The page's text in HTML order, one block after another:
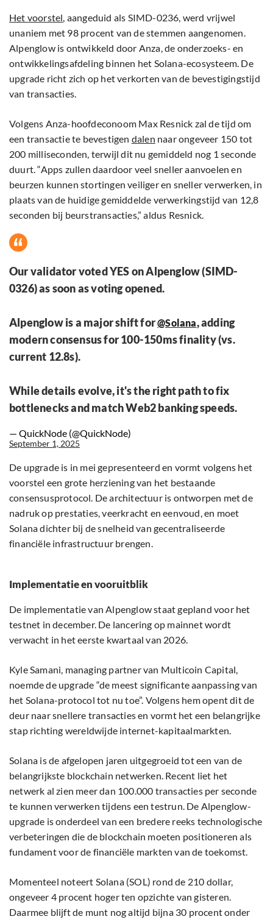
Het voorstel, aangeduid als SIMD-0236, werd vrijwel
unaniem met 98 procent van de stemmen aangenomen.
Alpenglow is ontwikkeld door Anza, de onderzoeks- en
ontwikkelingsafdeling binnen het Solana-ecosysteem. De
upgrade richt zich op het verkorten van de bevestigingstijd
van transacties.
Volgens Anza-hoofdeconoom Max Resnick zal de tijd om
een transactie te bevestigen dalen naar ongeveer 150 tot
200 milliseconden, terwijl dit nu gemiddeld nog 1 seconde
duurt. “Apps zullen daardoor veel sneller aanvoelen en
beurzen kunnen stortingen veiliger en sneller verwerken, in
plaats van de huidige gemiddelde verwerkingstijd van 12,8
seconden bij beurstransacties,” aldus Resnick.
Our validator voted YES on Alpenglow (SIMD-
0326) as soon as voting opened.
Alpenglow is a major shift for@Solana, adding
modern consensus for 100-150ms finality (vs.
current 12.8s).
While details evolve, it's the right path to fix
bottlenecks and match Web2 banking speeds.
— QuickNode (@QuickNode)
September 1, 2025
De upgrade is in mei gepresenteerd en vormt volgens het
voorstel een grote herziening van het bestaande
consensusprotocol. De architectuur is ontworpen met de
nadruk op prestaties, veerkracht en eenvoud, en moet
Solana dichter bij de snelheid van gecentraliseerde
financiële infrastructuur brengen.
Implementatie en vooruitblik
De implementatie van Alpenglow staat gepland voor het
testnet in december. De lancering op mainnet wordt
verwacht in het eerste kwartaal van 2026.
Kyle Samani, managing partner van Multicoin Capital,
noemde de upgrade “de meest significante aanpassing van
het Solana-protocol tot nu toe”. Volgens hem opent dit de
deur naar snellere transacties en vormt het een belangrijke
stap richting wereldwijde internet-kapitaalmarkten.
Solana is de afgelopen jaren uitgegroeid tot een van de
belangrijkste blockchain netwerken. Recent liet het
netwerk al zien meer dan 100.000 transacties per seconde
te kunnen verwerken tijdens een testrun. De Alpenglow-
upgrade is onderdeel van een bredere reeks technologische
verbeteringen die de blockchain moeten positioneren als
fundament voor de financiële markten van de toekomst.
Momenteel noteert Solana (SOL) rond de 210 dollar,
ongeveer 4 procent hoger ten opzichte van gisteren.
Daarmee blijft de munt nog altijd bijna 30 procent onder